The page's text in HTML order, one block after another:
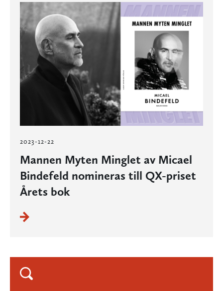
2023-12-22
Mannen Myten Minglet av Micael
Bindefeld nomineras till QX-priset
Årets bok